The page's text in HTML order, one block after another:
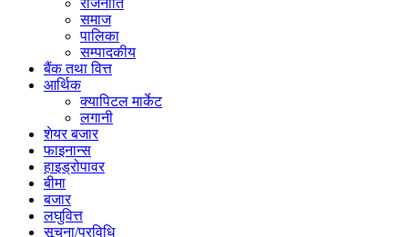
राजनीति
समाज
पालिका
सम्पादकीय
बैंक तथा वित्त
आर्थिक
क्यापिटल मार्केट
लगानी
शेयर बजार
फाइनान्स
हाइड्रोपावर
बीमा
बजार
लघुवित्त
सूचना/प्रविधि